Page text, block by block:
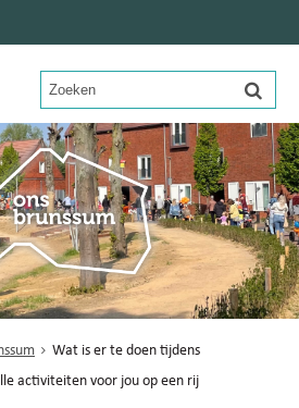
Wat is er te doen tijdens
activiteiten voor jou op een rij